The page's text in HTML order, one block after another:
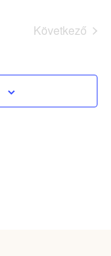
Következő